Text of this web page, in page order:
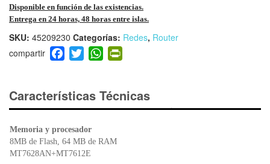
Disponible en función de las existencias.
Entrega en 24 horas, 48 horas entre islas.
SKU: 45209230 Categorías: Redes, Router
F
a
e
b
o
o
k
T
wi
er
W
h
s
A
p
ri
e
Características Técnicas
Memoria y procesador
8MB de Flash, 64 MB de RAM
MT7628AN+MT7612E